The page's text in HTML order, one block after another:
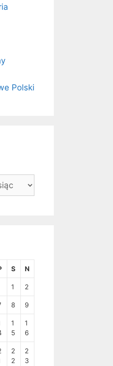
Polski
S N
1 2
8 9
1
5
1
6
2
2
2
3